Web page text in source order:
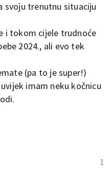
svoju trenutnu situaciju
i tokom cijele trudnoće
2024., ali evo tek
(pa to je super!)
imam neku kočnicu
1